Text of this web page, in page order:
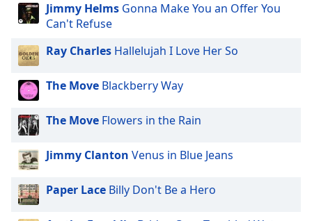
Audio
Track
Picture-
in-
Fullscreen
This
modal
window.
Beginning
Jimmy Helms Gonna Make You an Offer You
Can't Refuse
Ray Charles Hallelujah I Love Her So
The Move Blackberry Way
The Move Flowers in the Rain
Jimmy Clanton Venus in Blue Jeans
Paper Lace Billy Don't Be a Hero